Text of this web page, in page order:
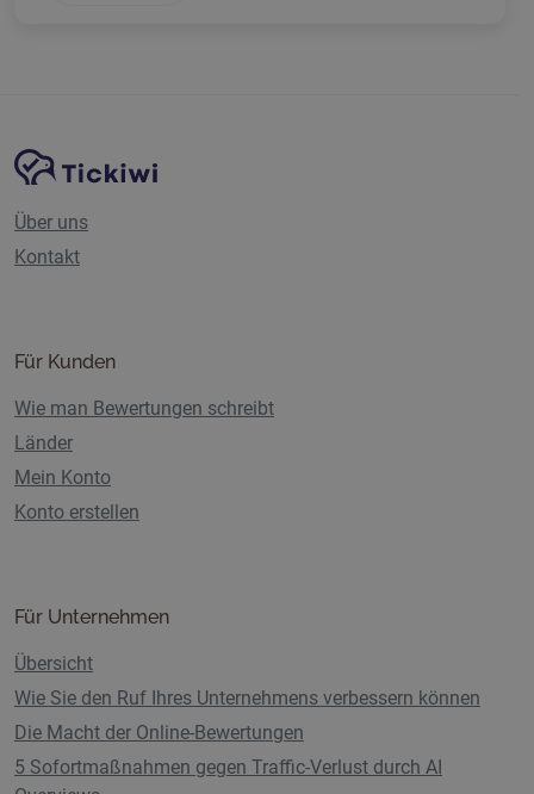
Website-Navigation
Tickiwi-Plattform
Über uns
Kontakt
Für Kunden
Wie man Bewertungen schreibt
Länder
Mein Konto
Konto erstellen
Für Unternehmen
Übersicht
Wie Sie den Ruf Ihres Unternehmens verbessern können
Die Macht der Online-Bewertungen
5 Sofortmaßnahmen gegen Traffic-Verlust durch AI